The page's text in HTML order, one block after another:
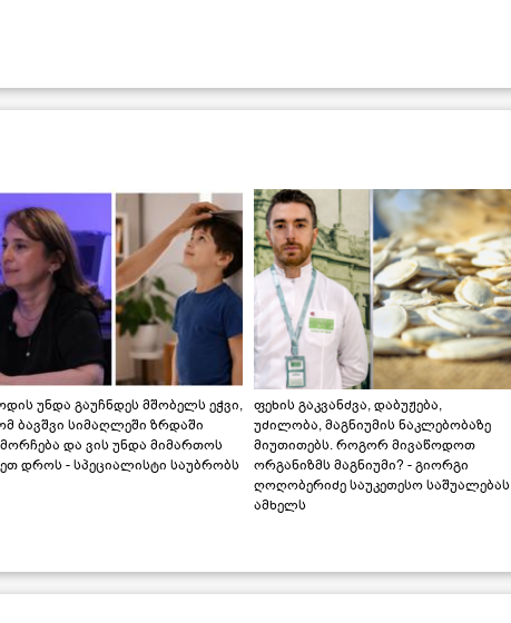
უნდა გაუჩნდეს მშობელს ეჭვი,
ბავშვი სიმაღლეში ზრდაში
და ვის უნდა მიმართოს
დროს - სპეციალისტი საუბრობს
ფეხის გაკვანძვა, დაბუჟება,
უძილობა, მაგნიუმის ნაკლებობაზე
მიუთითებს. როგორ მივაწოდოთ
ორგანიზმს მაგნიუმი? - გიორგი
ღოღობერიძე საუკეთესო საშუალებას
ამხელს